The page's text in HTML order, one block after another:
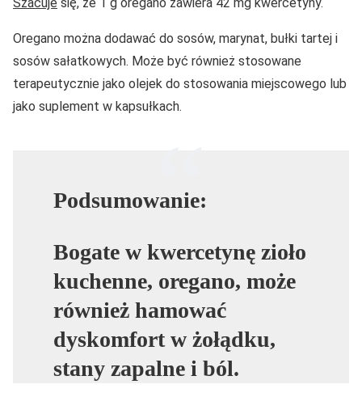
Szacuje się, że 1 g oregano zawiera 42 mg kwercetyny.
Oregano można dodawać do sosów, marynat, bułki tartej i
sosów sałatkowych. Może być również stosowane
terapeutycznie jako olejek do stosowania miejscowego lub
jako suplement w kapsułkach.
Podsumowanie:
Bogate w kwercetynę zioło
kuchenne, oregano, może
również hamować
dyskomfort w żołądku,
stany zapalne i ból.